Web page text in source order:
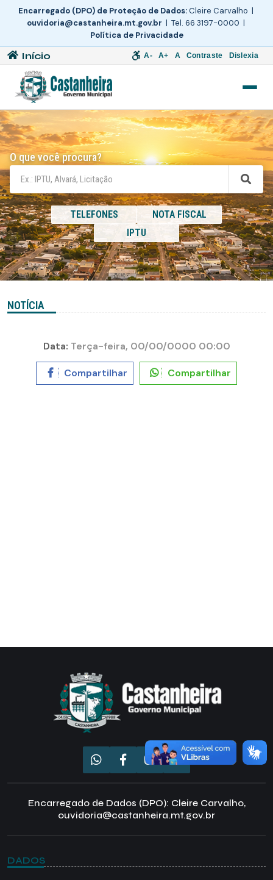
Encarregado (DPO) de Proteção de Dados:Cleire Carvalho |
ouvidoria@castanheira.mt.gov.br | Tel. 66 3197-0000 |
Política de Privacidade
Início A- A+ A Contraste Dislexia
O que você procura?
TELEFONES
NOTA FISCAL
IPTU
NOTÍCIA
Data: Terça-feira, 00/00/0000 00:00
Compartilhar Compartilhar
Encarregado de Dados (DPO): Cleire Carvalho,
ouvidoria@castanheira.mt.gov.br
DADOS